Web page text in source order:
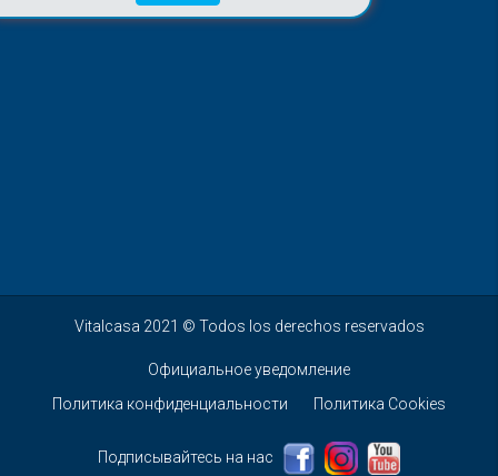
Vitalcasa 2021 © Todos los derechos reservados
Официальное уведомление
Политика конфиденциальности
Политика Cookies
Подписывайтесь на нас